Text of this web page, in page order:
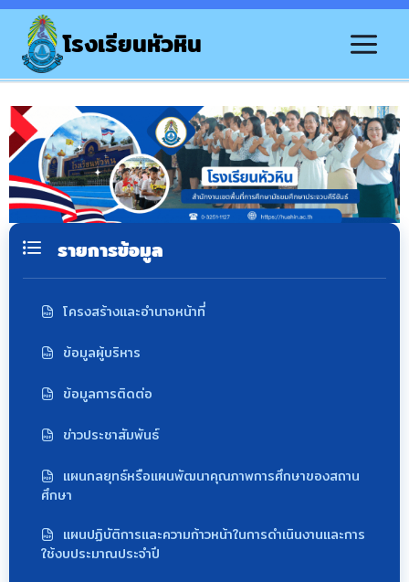
โรงเรียนหัวหิน
รายการข้อมูล
โครงสร้างและอำนาจหน้าที่
ข้อมูลผู้บริหาร
ข้อมูลการติดต่อ
ข่าวประชาสัมพันธ์
แผนกลยุทธ์หรือแผนพัฒนาคุณภาพการศึกษาของสถาน
ศึกษา
แผนปฏิบัติการและความก้าวหน้าในการดำเนินงานและการ
ใช้งบประมาณประจำปี